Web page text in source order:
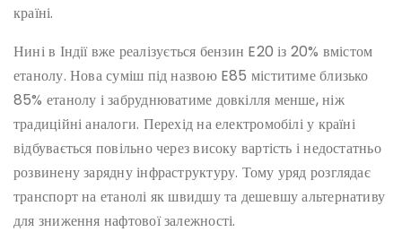
країні.
Нині в Індії вже реалізується бензин E20 із 20% вмістом
етанолу. Нова суміш під назвою E85 міститиме близько
85% етанолу і забруднюватиме довкілля менше, ніж
традиційні аналоги. Перехід на електромобілі у країні
відбувається повільно через високу вартість і недостатньо
розвинену зарядну інфраструктуру. Тому уряд розглядає
транспорт на етанолі як швидшу та дешевшу альтернативу
для зниження нафтової залежності.